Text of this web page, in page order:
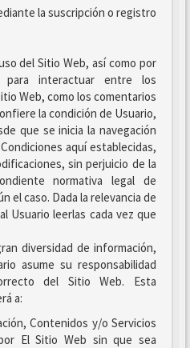
la suscripción o registro
del Sitio Web, así como por
para interactuar entre los
Web, como los comentarios
la condición de Usuario,
que se inicia la navegación
aquí establecidas,
sin perjuicio de la
normativa legal de
el caso. Dada la relevancia de
Usuario leerlas cada vez que
diversidad de información,
asume su responsabilidad
del Sitio Web. Esta
a:
Contenidos y/o Servicios
El Sitio Web sin que sea